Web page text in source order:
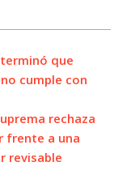
que
cumple con
rechaza
frente a una
revisable